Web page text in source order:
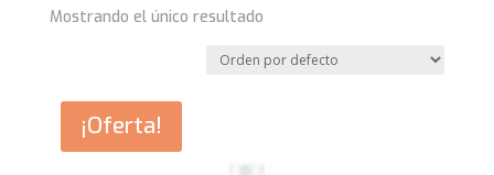
Mostrando el único resultado
¡Oferta!